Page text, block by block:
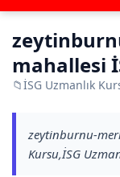
mahallesi
📁İSG Uzmanlık
zeytinburnu-
Kursu,İSG